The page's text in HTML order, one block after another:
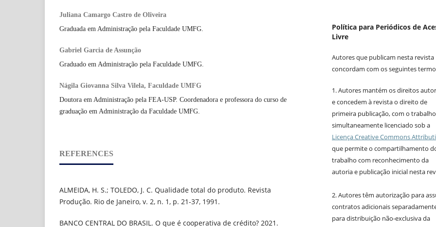
Juliana Camargo Castro de Oliveira
Graduada em Administração pela Faculdade UMFG.
Gabriel Garcia de Assunção
Graduado em Administração pela Faculdade UMFG.
Nágila Giovanna Silva Vilela, Faculdade UMFG
Doutora em Administração pela FEA-USP. Coordenadora e professora do curso de
graduação em Administração da Faculdade UMFG.
REFERENCES
ALMEIDA, H. S.; TOLEDO, J. C. Qualidade total do produto. Revista
Produção. Rio de Janeiro, v. 2, n. 1, p. 21-37, 1991.
BANCO CENTRAL DO BRASIL. O que é cooperativa de crédito? 2021.
Política para Periódicos de
Livre
Autores que publicam nesta revista
concordam com os seguintes
1. Autores mantém os direitos
e concedem à revista o direito de
primeira publicação, com o trabalho
simultaneamente licenciado sob a
Licença Creative Commons
que permite o compartilhamento
trabalho com reconhecimento da
autoria e publicação inicial nesta
2. Autores têm autorização para
contratos adicionais
para distribuição não-exclusiva da